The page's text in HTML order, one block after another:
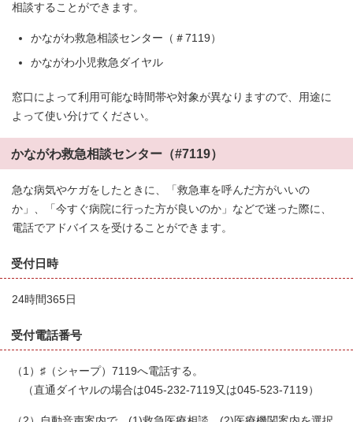
相談することができます。
かながわ救急相談センター（＃7119）
かながわ小児救急ダイヤル
窓口によって利用可能な時間帯や対象が異なりますので、用途に
よって使い分けてください。
かながわ救急相談センター（#7119）
急な病気やケガをしたときに、「救急車を呼んだ方がいいの
か」、「今すぐ病院に行った方が良いのか」などで迷った際に、
電話でアドバイスを受けることができます。
受付日時
24時間365日
受付電話番号
（1）♯（シャープ）7119へ電話する。
（直通ダイヤルの場合は045-232-7119又は045-523-7119）